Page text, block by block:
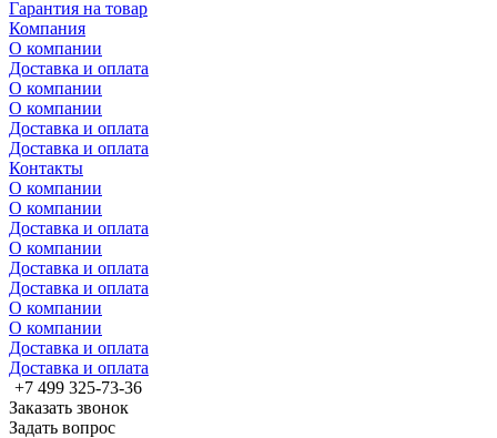
Гарантия на товар
Компания
О компании
Доставка и оплата
О компании
О компании
Доставка и оплата
Доставка и оплата
Контакты
О компании
О компании
Доставка и оплата
О компании
Доставка и оплата
Доставка и оплата
О компании
О компании
Доставка и оплата
Доставка и оплата
+7 499 325-73-36
Заказать звонок
Задать вопрос